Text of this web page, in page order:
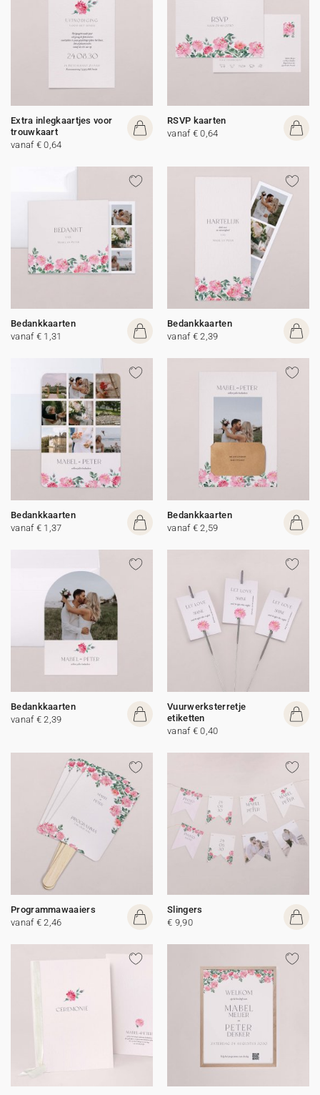
Extra inlegkaartjes voor
trouwkaart
vanaf € 0,64
RSVP kaarten
vanaf € 0,64
Bedankkaarten
vanaf € 1,31
Bedankkaarten
vanaf € 2,39
Bedankkaarten
vanaf € 1,37
Bedankkaarten
vanaf € 2,59
Bedankkaarten
vanaf € 2,39
Vuurwerksterretje
etiketten
vanaf € 0,40
Programmawaaiers
vanaf € 2,46
Slingers
€ 9,90